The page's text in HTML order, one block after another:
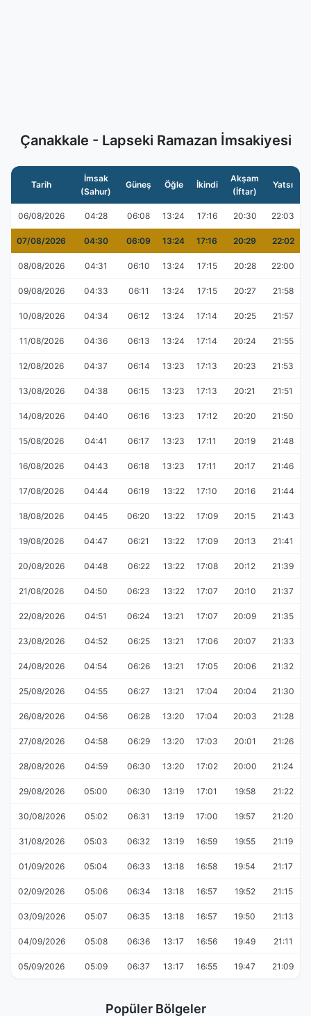
Çanakkale - Lapseki Ramazan İmsakiyesi
Tarih
İmsak
(Sahur)
Güneş Öğle İkindi
Akşam
(İftar)
Yatsı
06/08/2026 04:28 06:08 13:24 17:16 20:30 22:03
07/08/2026 04:30 06:09 13:24 17:16 20:29 22:02
08/08/2026 04:31 06:10 13:24 17:15 20:28 22:00
09/08/2026 04:33 06:11 13:24 17:15 20:27 21:58
10/08/2026 04:34 06:12 13:24 17:14 20:25 21:57
11/08/2026 04:36 06:13 13:24 17:14 20:24 21:55
12/08/2026 04:37 06:14 13:23 17:13 20:23 21:53
13/08/2026 04:38 06:15 13:23 17:13 20:21 21:51
14/08/2026 04:40 06:16 13:23 17:12 20:20 21:50
15/08/2026 04:41 06:17 13:23 17:11 20:19 21:48
16/08/2026 04:43 06:18 13:23 17:11 20:17 21:46
17/08/2026 04:44 06:19 13:22 17:10 20:16 21:44
18/08/2026 04:45 06:20 13:22 17:09 20:15 21:43
19/08/2026 04:47 06:21 13:22 17:09 20:13 21:41
20/08/2026 04:48 06:22 13:22 17:08 20:12 21:39
21/08/2026 04:50 06:23 13:22 17:07 20:10 21:37
22/08/2026 04:51 06:24 13:21 17:07 20:09 21:35
23/08/2026 04:52 06:25 13:21 17:06 20:07 21:33
24/08/2026 04:54 06:26 13:21 17:05 20:06 21:32
25/08/2026 04:55 06:27 13:21 17:04 20:04 21:30
26/08/2026 04:56 06:28 13:20 17:04 20:03 21:28
27/08/2026 04:58 06:29 13:20 17:03 20:01 21:26
28/08/2026 04:59 06:30 13:20 17:02 20:00 21:24
29/08/2026 05:00 06:30 13:19 17:01 19:58 21:22
30/08/2026 05:02 06:31 13:19 17:00 19:57 21:20
31/08/2026 05:03 06:32 13:19 16:59 19:55 21:19
01/09/2026 05:04 06:33 13:18 16:58 19:54 21:17
02/09/2026 05:06 06:34 13:18 16:57 19:52 21:15
03/09/2026 05:07 06:35 13:18 16:57 19:50 21:13
04/09/2026 05:08 06:36 13:17 16:56 19:49 21:11
05/09/2026 05:09 06:37 13:17 16:55 19:47 21:09
Popüler Bölgeler